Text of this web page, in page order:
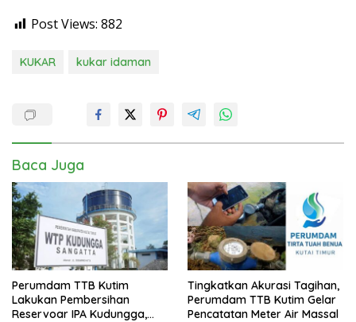
Post Views: 882
KUKAR kukar idaman
Baca Juga
Perumdam TTB Kutim
Lakukan Pembersihan
Reservoar IPA Kudungga,
Tingkatkan Akurasi Tagihan,
Perumdam TTB Kutim Gelar
Pencatatan Meter Air Massal